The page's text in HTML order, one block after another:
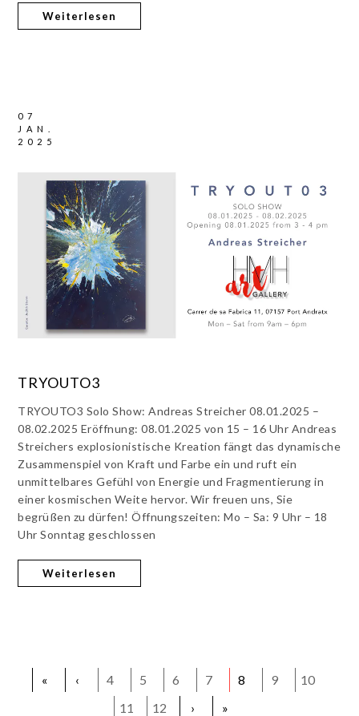
Weiterlesen
07
JAN.
2025
TRYOUTO3
TRYOUTO3 Solo Show: Andreas Streicher 08.01.2025 –
08.02.2025 Eröffnung: 08.01.2025 von 15 – 16 Uhr Andreas
Streichers explosionistische Kreation fängt das dynamische
Zusammenspiel von Kraft und Farbe ein und ruft ein
unmittelbares Gefühl von Energie und Fragmentierung in
einer kosmischen Weite hervor. Wir freuen uns, Sie
begrüßen zu dürfen! Öffnungszeiten: Mo – Sa: 9 Uhr – 18
Uhr Sonntag geschlossen
Weiterlesen
« ‹ 4 5 6 7 8 9
10
11
12 › »